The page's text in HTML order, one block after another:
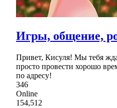
Игры, общение,
Привет, Кисуля! Мы тебя
просто провести хорошо
по адресу!
346
Online
154,512